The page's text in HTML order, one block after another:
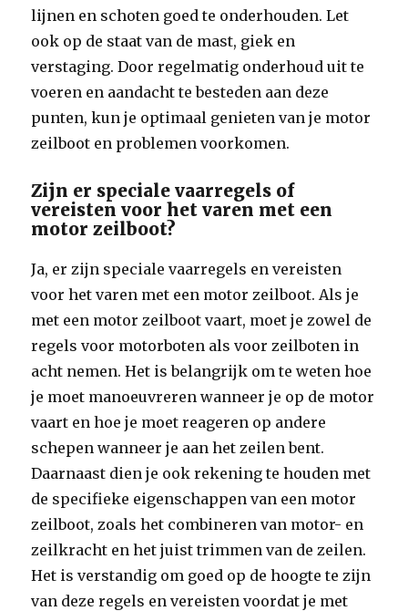
lijnen en schoten goed te onderhouden. Let
ook op de staat van de mast, giek en
verstaging. Door regelmatig onderhoud uit te
voeren en aandacht te besteden aan deze
punten, kun je optimaal genieten van je motor
zeilboot en problemen voorkomen.
Zijn er speciale vaarregels of
vereisten voor het varen met een
motor zeilboot?
Ja, er zijn speciale vaarregels en vereisten
voor het varen met een motor zeilboot. Als je
met een motor zeilboot vaart, moet je zowel de
regels voor motorboten als voor zeilboten in
acht nemen. Het is belangrijk om te weten hoe
je moet manoeuvreren wanneer je op de motor
vaart en hoe je moet reageren op andere
schepen wanneer je aan het zeilen bent.
Daarnaast dien je ook rekening te houden met
de specifieke eigenschappen van een motor
zeilboot, zoals het combineren van motor- en
zeilkracht en het juist trimmen van de zeilen.
Het is verstandig om goed op de hoogte te zijn
van deze regels en vereisten voordat je met